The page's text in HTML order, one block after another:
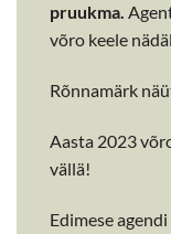
pruukma.
võro keele
Rõnnamärk
Aasta 2023
vällä!
Edimese